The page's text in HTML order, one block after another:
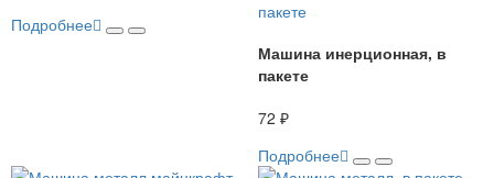
Подробнее
Машина инерционная, в
пакете
72 ₽
Подробнее